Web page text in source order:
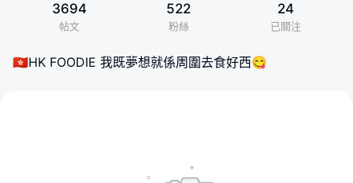
3694
帖文
522
粉絲
24
已關注
🇭🇰HK FOODIE 我既夢想就係周圍去食好西😋